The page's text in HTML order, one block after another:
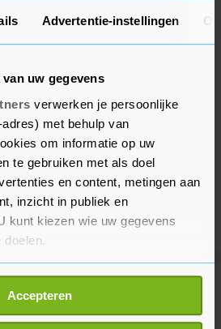
Advertentie-instellingen
uw gegevens
verwerken je persoonlijke
met behulp van
om informatie op uw
te gebruiken met als doel
en content, metingen aan
inzicht in publiek en
kunt kiezen wie uw gegevens
doelen.
we ook graag:
over uw geografische
paar meter nauwkeurig kan zijn
Accepteren